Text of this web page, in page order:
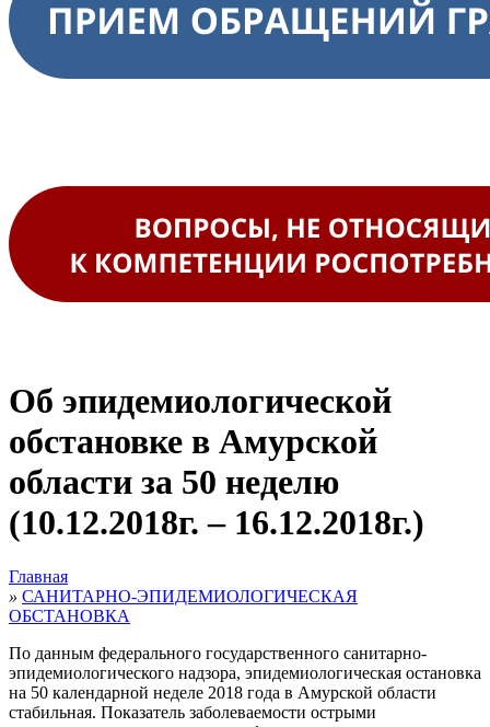
Об эпидемиологической
обстановке в Амурской
области за 50 неделю
(10.12.2018г. – 16.12.2018г.)
Главная
» САНИТАРНО-ЭПИДЕМИОЛОГИЧЕСКАЯ
ОБСТАНОВКА
По данным федерального государственного санитарно-
эпидемиологического надзора, эпидемиологическая остановка
на 50 календарной неделе 2018 года в Амурской области
стабильная. Показатель заболеваемости острыми